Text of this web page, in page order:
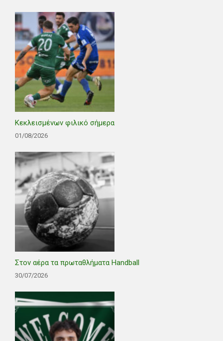
Κεκλεισμένων φιλικό σήμερα
01/08/2026
Στον αέρα τα πρωταθλήματα Handball
30/07/2026